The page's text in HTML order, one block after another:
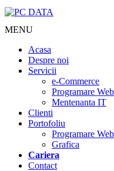
MENU
Acasa
Despre noi
Servicii
e-Commerce
Programare
Mentenanta IT
Clienti
Portofoliu
Programare Web
Grafica
Cariera
Contact